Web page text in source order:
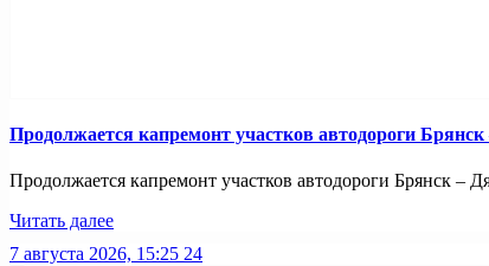
Продолжается капремонт участков автодороги
Продолжается капремонт участков автодороги Брянск –
Читать далее
7 августа 2026, 15:25 24